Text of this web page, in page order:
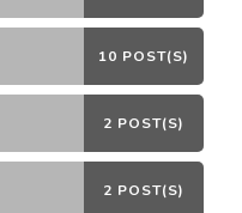
10 POST(S)
2 POST(S)
2 POST(S)